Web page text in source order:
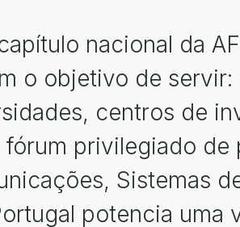
nacional da
o objetivo de
centros de
privilegiado de
Sistemas
potencia